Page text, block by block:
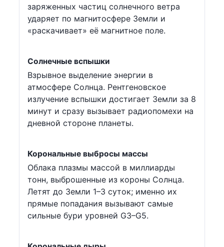
заряженных частиц солнечного ветра
ударяет по магнитосфере Земли и
«раскачивает» её магнитное поле.
Солнечные вспышки
Взрывное выделение энергии в
атмосфере Солнца. Рентгеновское
излучение вспышки достигает Земли за 8
минут и сразу вызывает радиопомехи на
дневной стороне планеты.
Корональные выбросы массы
Облака плазмы массой в миллиарды
тонн, выброшенные из короны Солнца.
Летят до Земли 1–3 суток; именно их
прямые попадания вызывают самые
сильные бури уровней G3–G5.